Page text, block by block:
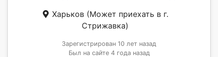
Харьков (Может приехать в г.
Стрижавка)
Зарегистрирован 10 лет назад
Был на сайте 4 года назад